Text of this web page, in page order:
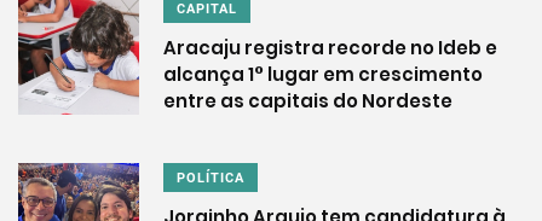
CAPITAL
Aracaju registra recorde no Ideb e
alcança 1° lugar em crescimento
entre as capitais do Nordeste
POLÍTICA